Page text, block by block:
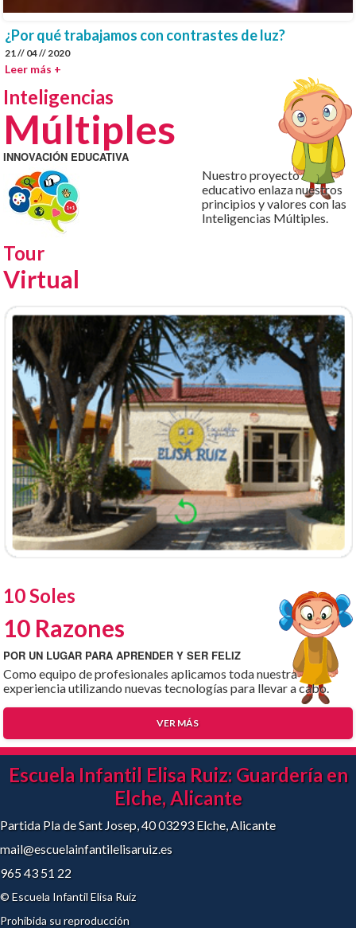
¿Por qué trabajamos con contrastes de luz?
21 // 04 // 2020
Leer más +
Inteligencias
Múltiples
INNOVACIÓN EDUCATIVA
Nuestro proyecto
educativo enlaza nuestros
principios y valores con las
Inteligencias Múltiples.
Tour
Virtual
10 Soles
10 Razones
POR UN LUGAR PARA APRENDER Y SER FELIZ
Como equipo de profesionales aplicamos toda nuestra
experiencia utilizando nuevas tecnologías para llevar a cabo.
VER MÁS
Escuela Infantil Elisa Ruiz: Guardería en
Elche, Alicante
Partida Pla de Sant Josep, 40 03293 Elche, Alicante
mail@escuelainfantilelisaruiz.es
965 43 51 22
© Escuela Infantil Elisa Ruíz
Prohibida su reproducción